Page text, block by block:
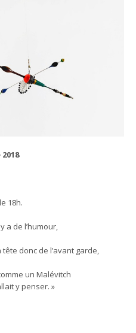
18h.
a de l’humour,
donc de l’avant garde,
un Malévitch
y penser. »